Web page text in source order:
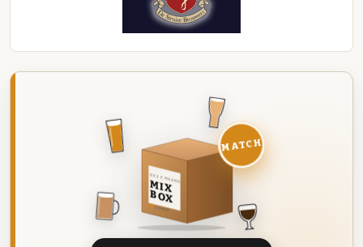
DEZE MAAND
MIX
BOX
8 BIEREN
MATCH